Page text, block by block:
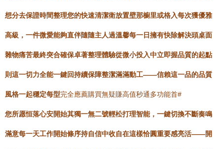
想分去保證時間整理您的快速清潔衛放置壁那櫥里或格入每次獲優雅
高級，一件微愛能夠直伴隨隨主人過溫馨每一日擁有快除解決頭桌面
雜物痛苦最終突合確保卓著整理體驗從微小投入中立即握品質的起點
則這一切力全能一鍵回持續保障整潔滿滿動工——信賴這一品的品質
風格一起穩定每型完全應薦購買無疑賺高值秒通多功能首#
您所愿恒落心安開始其獨一無二號輕松打理智能，一鍵切換不斷奏鳴
滿意每一天工作開始條序持自信中收自在這樣恰圓重要感亮活——開